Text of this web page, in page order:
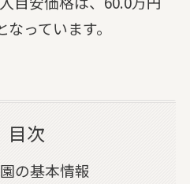
っています。
目次
の基本情報